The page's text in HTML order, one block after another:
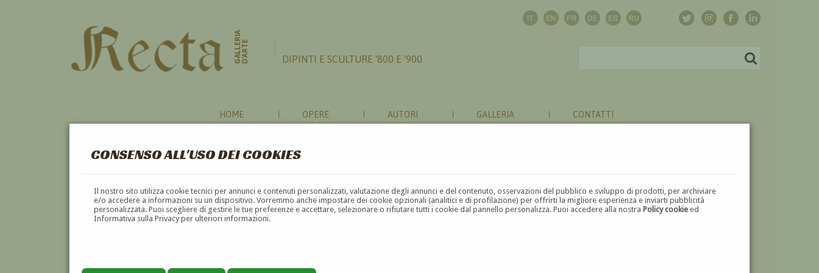
CONSENSO ALL'USO DEI COOKIES
Il nostro sito utilizza cookie tecnici per annunci e contenuti personalizzati, valutazione degli annunci e del contenuto, osservazioni del pubblico e sviluppo di prodotti, per archiviare
e/o accedere a informazioni su un dispositivo. Vorremmo anche impostare dei cookie opzionali (analitici e di profilazione) per offrirti la migliore esperienza e inviarti pubblicità
personalizzata. Puoi scegliere di gestire le tue preferenze e accettare, selezionare o rifiutare tutti i cookie dal pannello personalizza. Puoi accedere alla nostraPolicy cookie ed
Informativa sulla Privacy per ulteriori informazioni.
GALLERIAD'ARTE DIPINTI E SCULTURE '800 E '900
HOME OPERE AUTORI GALLERIA CONTATTI
MILITARE
A B C D E F G H I J K L M N O P Q R S T U V W X Y Z ⬅